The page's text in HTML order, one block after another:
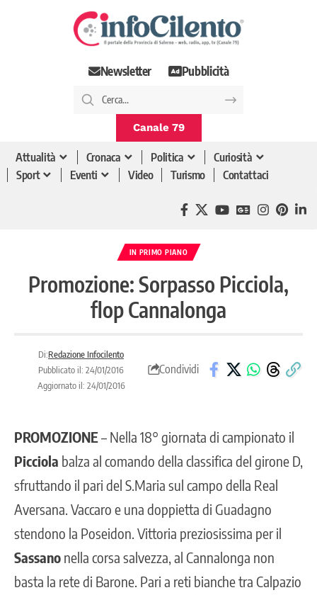
Newsletter Pubblicità
Canale 79
Attualità Cronaca Politica
Curiosità
Sport
Eventi Video Turismo Contattaci
IN PRIMO PIANO
Promozione: Sorpasso Picciola,
flop Cannalonga
Di:Redazione Infocilento
Pubblicato il: 24/01/2016
Aggiornato il: 24/01/2016
Condividi
PROMOZIONE– Nella 18° giornata di campionato il
Picciola balza al comando della classifica del girone D,
sfruttando il pari del S.Maria sul campo della Real
Aversana. Vaccaro e una doppietta di Guadagno
stendono la Poseidon. Vittoria preziosissima per il
Sassano nella corsa salvezza, al Cannalonga non
basta la rete di Barone. Pari a reti bianche tra Calpazio